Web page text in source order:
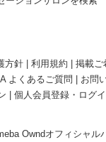
方針 利用規約
掲載ご
よくあるご質問
お問
個人会員登録・ログ
Owndオフィシャル